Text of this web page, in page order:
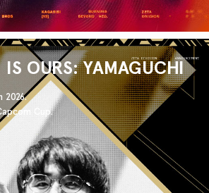
OURS: YAMAGUCHI
2026.
Cup.